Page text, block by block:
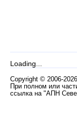
Loading...
Copyright © 2006-
При полном или
ссылка на "АПН